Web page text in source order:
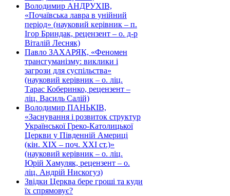
Володимир АНДРУХІВ,
«Почаївська лавра в унійний
період» (науковий керівник – п.
Ігор Бриндак, рецензент – о. д-р
Віталій Лесняк)
Павло ЗАХАРЯК, «Феномен
трансгуманізму: виклики і
загрози для суспільства»
(науковий керівник – о. ліц.
Тарас Коберинко, рецензент –
ліц. Василь Салій)
Володимир ПАНЬКІВ,
«Заснування і розвиток структур
Української Греко-Католицької
Церкви у Південній Америці
(кін. ХІХ – поч. ХХІ ст.)»
(науковий керівник – о. ліц.
Юрій Хамуляк, рецензент – о.
ліц. Андрій Нискогуз)
Звідки Церква бере гроші та куди
їх спрямовує?